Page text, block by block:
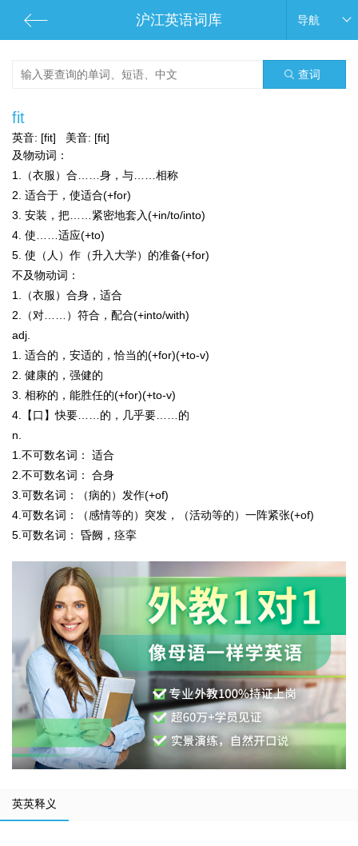
沪江英语词库 导航
查词
fit
英音: [fit] 美音: [fit]
及物动词：
1.（衣服）合……身，与……相称
2. 适合于，使适合(+for)
3. 安装，把……紧密地套入(+in/to/into)
4. 使……适应(+to)
5. 使（人）作（升入大学）的准备(+for)
不及物动词：
1.（衣服）合身，适合
2.（对……）符合，配合(+into/with)
adj.
1. 适合的，安适的，恰当的(+for)(+to-v)
2. 健康的，强健的
3. 相称的，能胜任的(+for)(+to-v)
4.【口】快要……的，几乎要……的
n.
1. 不可数名词：
适合
2. 不可数名词：
合身
3. 可数名词：
（病的）发作(+of)
4. 可数名词：
（感情等的）突发，（活动等的）一阵紧张(+of)
5. 可数名词： 昏阙，痉挛
英英释义